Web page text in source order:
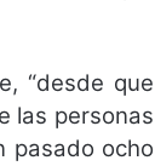
“desde que
las personas
pasado ocho